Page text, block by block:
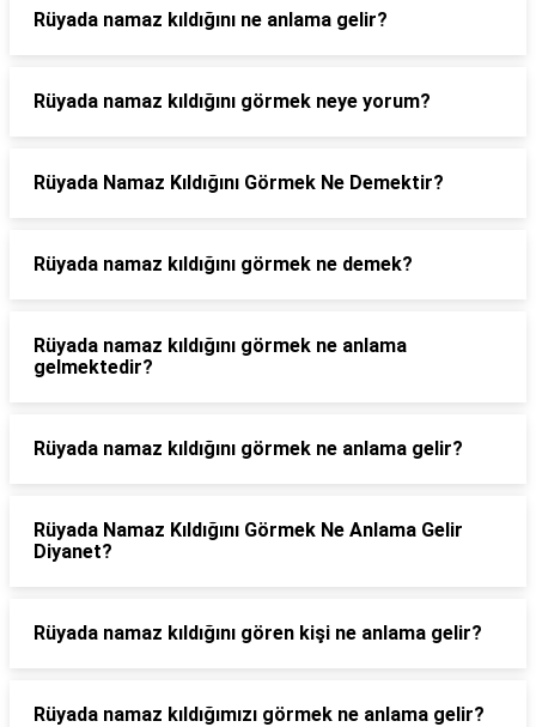
Rüyada namaz kıldığını ne anlama gelir?
Rüyada namaz kıldığını görmek neye yorum?
Rüyada Namaz Kıldığını Görmek Ne Demektir?
Rüyada namaz kıldığını görmek ne demek?
Rüyada namaz kıldığını görmek ne anlama
gelmektedir?
Rüyada namaz kıldığını görmek ne anlama gelir?
Rüyada Namaz Kıldığını Görmek Ne Anlama Gelir
Diyanet?
Rüyada namaz kıldığını gören kişi ne anlama gelir?
Rüyada namaz kıldığımızı görmek ne anlama gelir?